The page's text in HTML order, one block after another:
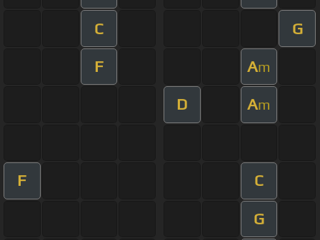
C G
F Am
D Am
F C
G